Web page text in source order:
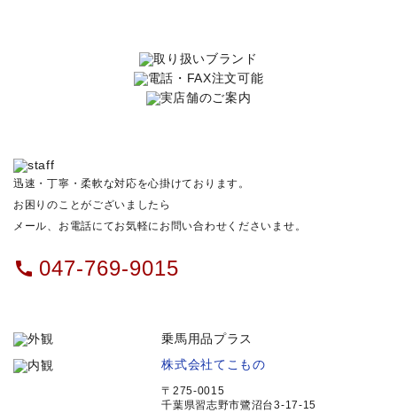
迅速・丁寧・柔軟な対応を心掛けております。
お困りのことがございましたら
メール、お電話にてお気軽にお問い合わせくださいませ。
call 047-769-9015
乗馬用品プラス
株式会社てこもの
〒275-0015
千葉県習志野市鷺沼台3-17-15